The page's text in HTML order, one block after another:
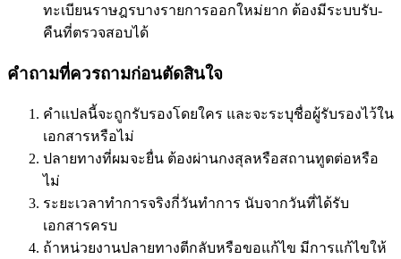
ทะเบียนราษฎรบางรายการออกใหม่ยาก ต้องมีระบบรับ-
คืนที่ตรวจสอบได้
คำถามที่ควรถามก่อนตัดสินใจ
คำแปลนี้จะถูกรับรองโดยใคร และจะระบุชื่อผู้รับรองไว้ใน
เอกสารหรือไม่
ปลายทางที่ผมจะยื่น ต้องผ่านกงสุลหรือสถานทูตต่อหรือ
ไม่
ระยะเวลาทำการจริงกี่วันทำการ นับจากวันที่ได้รับ
เอกสารครบ
ถ้าหน่วยงานปลายทางตีกลับหรือขอแก้ไข มีการแก้ไขให้